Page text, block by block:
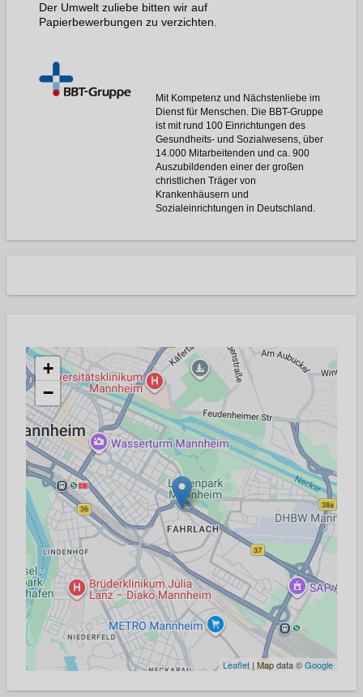
Der Umwelt zuliebe bitten wir auf
Papierbewerbungen zu verzichten.
Mit Kompetenz und Nächstenliebe im
Dienst für Menschen. Die BBT-Gruppe
ist mit rund 100 Einrichtungen des
Gesundheits- und Sozialwesens, über
14.000 Mitarbeitenden und ca. 900
Auszubildenden einer der großen
christlichen Träger von
Krankenhäusern und
Sozialeinrichtungen in Deutschland.
+
−
Leaflet | Map data ©Google